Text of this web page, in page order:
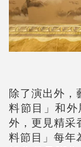
除了演出外，
料節目」和
外，更見精采
料節目」每年